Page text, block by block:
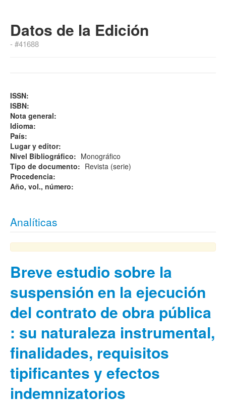
Datos de la Edición
- #41688
ISSN:
ISBN:
Nota general:
Idioma:
País:
Lugar y editor:
Nivel Bibliográfico: Monográfico
Tipo de documento: Revista (serie)
Procedencia:
Año, vol., número:
Analíticas
Breve estudio sobre la
suspensión en la ejecución
del contrato de obra pública
: su naturaleza instrumental,
finalidades, requisitos
tipificantes y efectos
indemnizatorios